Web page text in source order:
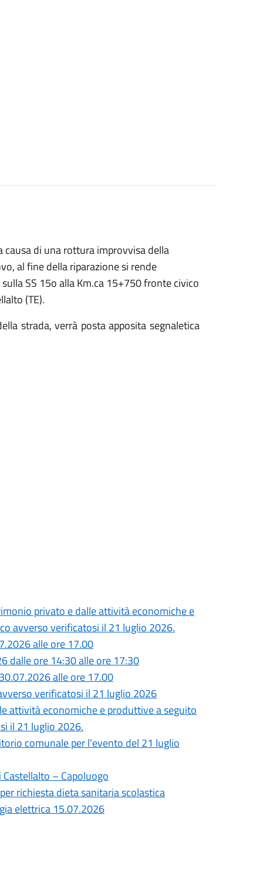
causa di una rottura improvvisa della
al fine della riparazione si rende
SS 15o alla Km.ca 15+750 fronte civico
(TE).
strada, verrà posta apposita segnaletica
privato e dalle attività economiche e
avverso verificatosi il 21 luglio 2026.
alle ore 17.00
dalle ore 14:30 alle ore 17:30
alle ore 17.00
verificatosi il 21 luglio 2026
attività economiche e produttive a seguito
il 21 luglio 2026.
comunale per l'evento del 21 luglio
– Capoluogo
richiesta dieta sanitaria scolastica
elettrica 15.07.2026